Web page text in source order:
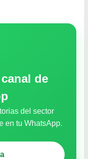
de
del sector
en tu WhatsApp.